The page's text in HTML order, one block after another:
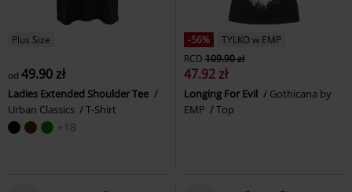
Plus Size
od 49.90 zł
Ladies Extended Shoulder Tee
Urban Classics
T-Shirt
+18
-56%
TYLKO w EMP
RCD 109.90 zł
47.92 zł
Longing For Evil
Gothicana by
EMP
Top